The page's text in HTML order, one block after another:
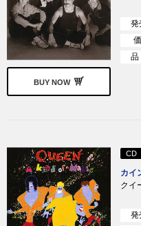
BUY NOW
発
CD
カイ
クイ
発